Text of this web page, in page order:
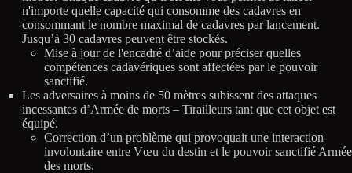
n'importe quelle capacité qui consomme des cadavres en
consommant le nombre maximal de cadavres par lancement.
Jusqu’à 30 cadavres peuvent être stockés.
Mise à jour de l'encadré d’aide pour préciser quelles
compétences cadavériques sont affectées par le pouvoir
sanctifié.
Les adversaires à moins de 50 mètres subissent des attaques
incessantes d’Armée de morts – Tirailleurs tant que cet objet est
équipé.
Correction d’un problème qui provoquait une interaction
involontaire entre Vœu du destin et le pouvoir sanctifié Armée
des morts.